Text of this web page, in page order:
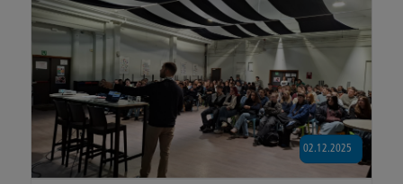
02.12.2025